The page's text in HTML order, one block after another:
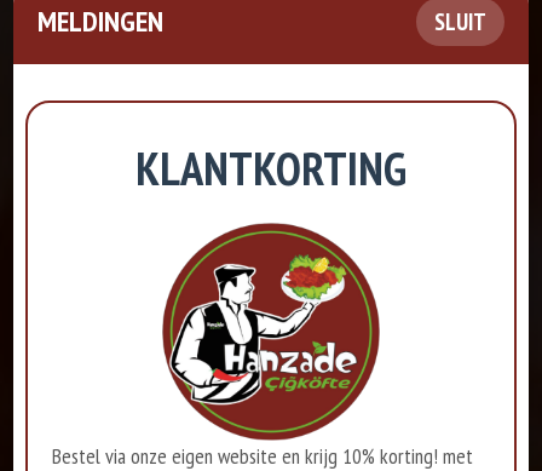
MELDINGEN SLUIT
KLANTKORTING
Bestel via onze eigen website en krijg 10% korting! met